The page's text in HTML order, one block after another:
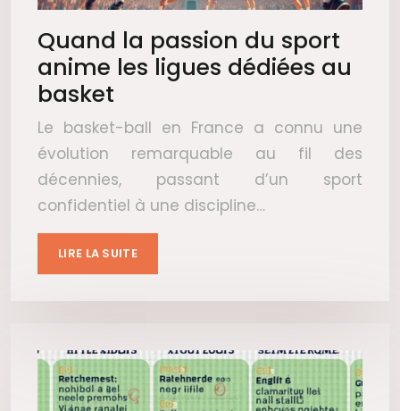
Quand la passion du sport
anime les ligues dédiées au
basket
Le basket-ball en France a connu une
évolution remarquable au fil des
décennies, passant d’un sport
confidentiel à une discipline…
LIRE LA SUITE